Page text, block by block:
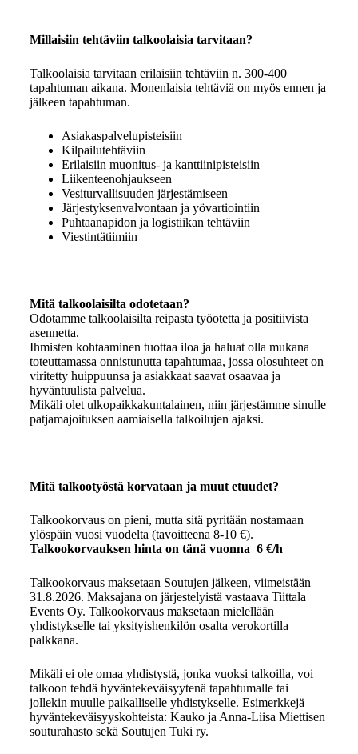
Millaisiin tehtäviin talkoolaisia tarvitaan?
Talkoolaisia tarvitaan erilaisiin tehtäviin n. 300-400
tapahtuman aikana. Monenlaisia tehtäviä on myös ennen ja
jälkeen tapahtuman.
Asiakaspalvelupisteisiin
Kilpailutehtäviin
Erilaisiin muonitus- ja kanttiinipisteisiin
Liikenteenohjaukseen
Vesiturvallisuuden järjestämiseen
Järjestyksenvalvontaan ja yövartiointiin
Puhtaanapidon ja logistiikan tehtäviin
Viestintätiimiin
Mitä talkoolaisilta odotetaan?
Odotamme talkoolaisilta reipasta työotetta ja positiivista
asennetta.
Ihmisten kohtaaminen tuottaa iloa ja haluat olla mukana
toteuttamassa onnistunutta tapahtumaa, jossa olosuhteet on
viritetty huippuunsa ja asiakkaat saavat osaavaa ja
hyväntuulista palvelua.
Mikäli olet ulkopaikkakuntalainen, niin järjestämme sinulle
patjamajoituksen aamiaisella talkoilujen ajaksi.
Mitä talkootyöstä korvataan ja muut etuudet?
Talkookorvaus on pieni, mutta sitä pyritään nostamaan
ylöspäin vuosi vuodelta (tavoitteena 8-10 €).
Talkookorvauksen hinta on tänä vuonna 6 €/h
Talkookorvaus maksetaan Soutujen jälkeen, viimeistään
31.8.2026. Maksajana on järjestelyistä vastaava Tiittala
Events Oy. Talkookorvaus maksetaan mielellään
yhdistykselle tai yksityishenkilön osalta verokortilla
palkkana.
Mikäli ei ole omaa yhdistystä, jonka vuoksi talkoilla, voi
talkoon tehdä hyväntekeväisyytenä tapahtumalle tai
jollekin muulle paikalliselle yhdistykselle. Esimerkkejä
hyväntekeväisyyskohteista: Kauko ja Anna-Liisa Miettisen
souturahasto sekä Soutujen Tuki ry.